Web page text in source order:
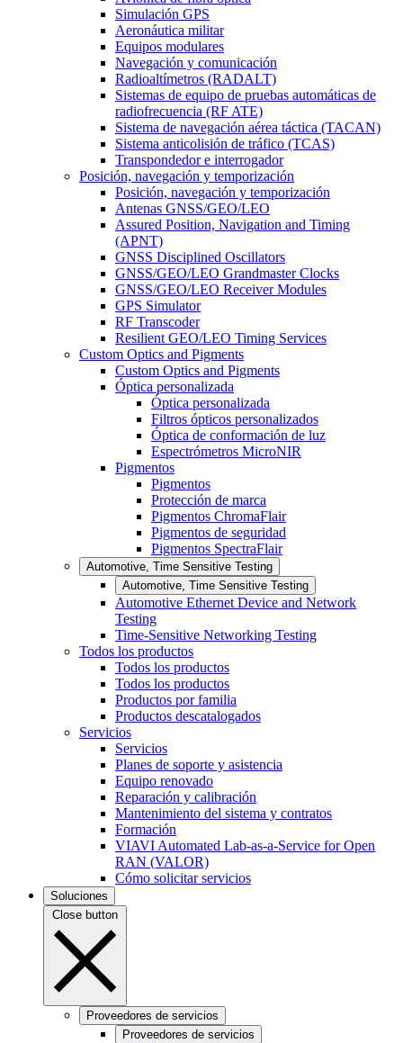
Simulación GPS
Aeronáutica militar
Equipos modulares
Navegación y comunicación
Radioaltímetros (RADALT)
Sistemas de equipo de pruebas automáticas de
radiofrecuencia (RF ATE)
Sistema de navegación aérea táctica (TACAN)
Sistema anticolisión de tráfico (TCAS)
Transpondedor e interrogador
Posición, navegación y temporización
Posición, navegación y temporización
Antenas GNSS/GEO/LEO
Assured Position, Navigation and Timing
(APNT)
GNSS Disciplined Oscillators
GNSS/GEO/LEO Grandmaster Clocks
GNSS/GEO/LEO Receiver Modules
GPS Simulator
RF Transcoder
Resilient GEO/LEO Timing Services
Custom Optics and Pigments
Custom Optics and Pigments
Óptica personalizada
Óptica personalizada
Filtros ópticos personalizados
Óptica de conformación de luz
Espectrómetros MicroNIR
Pigmentos
Pigmentos
Protección de marca
Pigmentos ChromaFlair
Pigmentos de seguridad
Pigmentos SpectraFlair
Automotive, Time Sensitive Testing
Automotive, Time Sensitive Testing
Automotive Ethernet Device and Network
Testing
Time-Sensitive Networking Testing
Todos los productos
Todos los productos
Todos los productos
Productos por familia
Productos descatalogados
Servicios
Servicios
Planes de soporte y asistencia
Equipo renovado
Reparación y calibración
Mantenimiento del sistema y contratos
Formación
VIAVI Automated Lab-as-a-Service for Open
RAN (VALOR)
Cómo solicitar servicios
Soluciones
Close button
Proveedores de servicios
Proveedores de servicios